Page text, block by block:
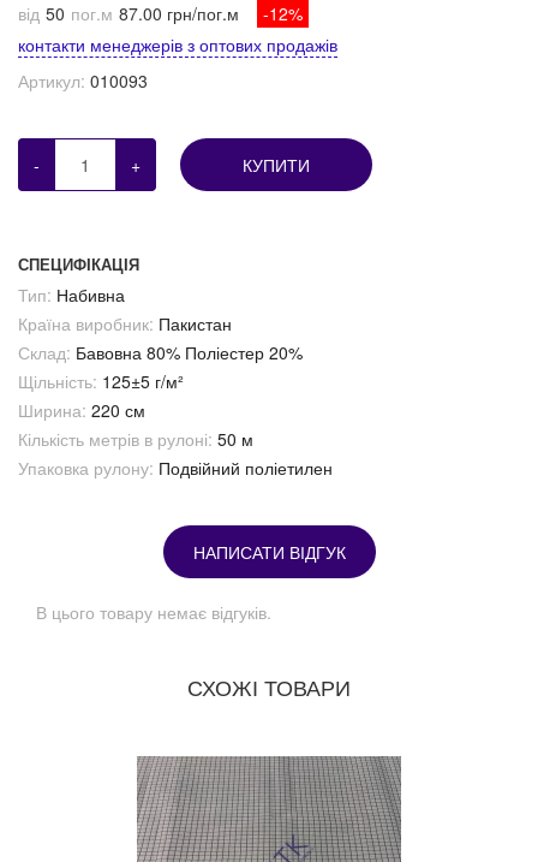
від 50 пог.м 87.00 грн/пог.м
-12%
контакти менеджерів з оптових продажів
Артикул: 010093
- + КУПИТИ
СПЕЦИФІКАЦІЯ
Тип: Набивна
Країна виробник: Пакистан
Склад: Бавовна 80% Поліестер 20%
Щільність: 125±5 г/м²
Ширина: 220 см
Кількість метрів в рулоні: 50 м
Упаковка рулону: Подвійний поліетилен
НАПИСАТИ ВІДГУК
В цього товару немає відгуків.
СХОЖІ ТОВАРИ